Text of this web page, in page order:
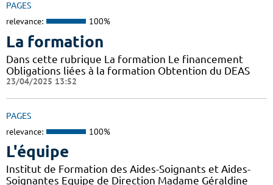
PAGES
relevance: 100%
La formation
Dans cette rubrique La formation Le financement
Obligations liées à la formation Obtention du DEAS
23/04/2025 13:52
PAGES
relevance: 100%
L'équipe
Institut de Formation des Aides-Soignants et Aides-
Soignantes Equipe de Direction Madame Géraldine